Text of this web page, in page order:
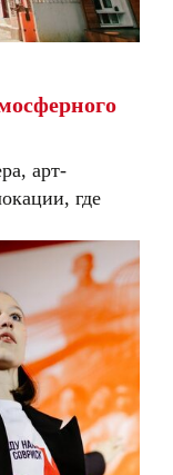
арт-
где